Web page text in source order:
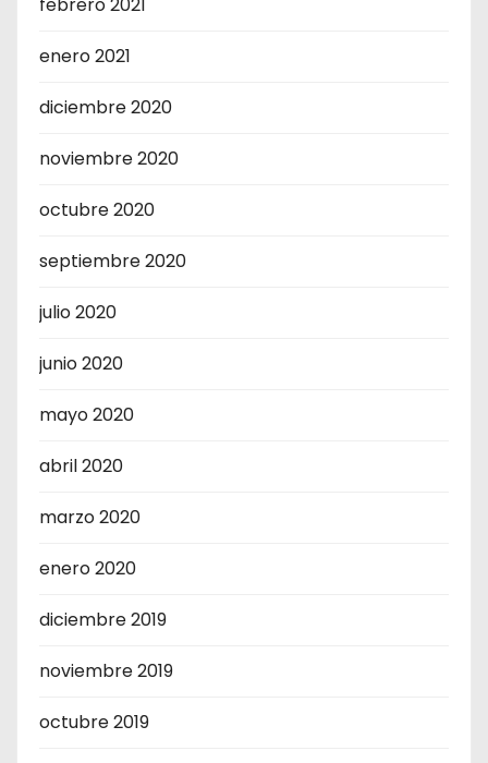
enero 2021
diciembre 2020
noviembre 2020
octubre 2020
septiembre 2020
julio 2020
junio 2020
mayo 2020
abril 2020
marzo 2020
enero 2020
diciembre 2019
noviembre 2019
octubre 2019